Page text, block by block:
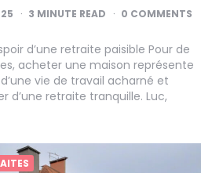
3 MINUTE READ 0 COMMENTS
d’une retraite paisible Pour de
acheter une maison représente
vie de travail acharné et
d’une retraite tranquille. Luc,